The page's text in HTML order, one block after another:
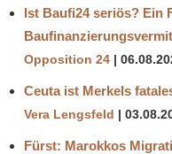
Ist Baufi24 seriös? Ein
Opposition 24
Ceuta ist Merkels
Vera Lengsfeld
Fürst: Marokkos